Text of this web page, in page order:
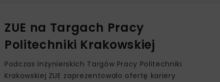
ZUE na Targach Pracy
Politechniki Krakowskiej
Podczas Inżynierskich Targów Pracy Politechniki
Krakowskiej ZUE zaprezentowało ofertę kariery